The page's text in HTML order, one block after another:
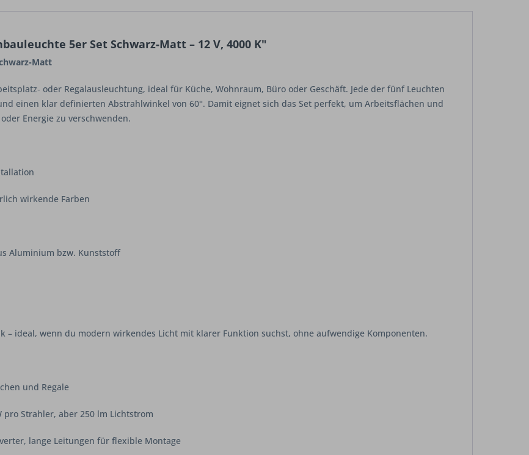
5er Set Schwarz‑Matt – 12 V, 4000 K"
oder Regalausleuchtung, ideal für Küche, Wohnraum, Büro oder Geschäft. Jede der fünf Leuchten
einen klar definierten Abstrahlwinkel von 60°. Damit eignet sich das Set perfekt, um Arbeitsflächen und
Energie zu verschwenden.
wirkende Farben
Aluminium bzw. Kunststoff
– ideal, wenn du modern wirkendes Licht mit klarer Funktion suchst, ohne aufwendige Komponenten.
und Regale
pro Strahler, aber 250 lm Lichtstrom
lange Leitungen für flexible Montage